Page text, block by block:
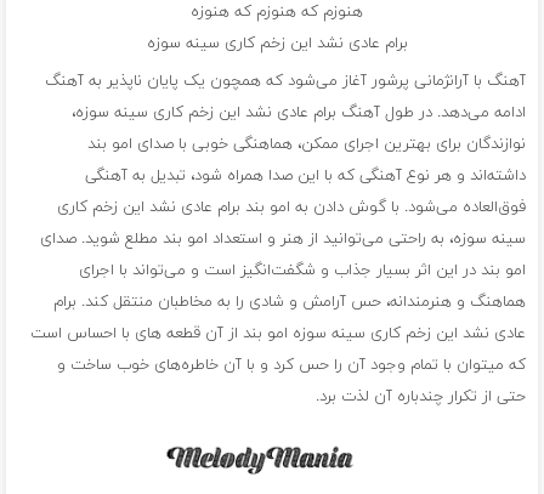
هنوزم که هنوزم که هنوزه
برام عادی نشد این زخم کاری سینه سوزه
آهنگ با آرانژمانی پرشور آغاز می‌شود که همچون یک پایان ناپذیر به آهنگ
ادامه می‌دهد. در طول آهنگ برام عادی نشد این زخم کاری سینه سوزه،
نوازندگان برای بهترین اجرای ممکن، هماهنگی خوبی با صدای امو بند
داشته‌اند و هر نوع آهنگی که با این صدا همراه شود، تبدیل به آهنگی
فوق‌العاده می‌شود. با گوش دادن به امو بند برام عادی نشد این زخم کاری
سینه سوزه، به راحتی می‌توانید از هنر و استعداد امو بند مطلع شوید. صدای
امو بند در این اثر بسیار جذاب و شگفت‌انگیز است و می‌تواند با اجرای
هماهنگ و هنرمندانه، حس آرامش و شادی را به مخاطبان منتقل کند. برام
عادی نشد این زخم کاری سینه سوزه امو بند از آن قطعه ‌های با احساس است
که میتوان با تمام وجود آن را حس کرد و با آن خاطره‌های خوب ساخت و
حتی از تکرار چندباره آن لذت برد.